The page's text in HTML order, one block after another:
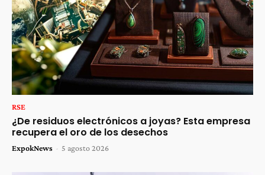
RSE
¿De residuos electrónicos a joyas? Esta empresa
recupera el oro de los desechos
ExpokNews - 5 agosto 2026